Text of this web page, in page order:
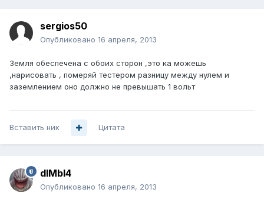
sergios50
Опубликовано 16 апреля, 2013
Земля обеспечена с обоих сторон ,это ка можешь
,нарисовать , померяй тестером разницу между нулем и
заземлением оно должно не превышать 1 вольт
Вставить ник Цитата
dIMbI4
Опубликовано 16 апреля, 2013